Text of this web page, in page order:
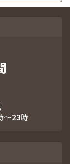
～23時